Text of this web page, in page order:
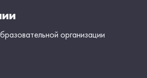
организации